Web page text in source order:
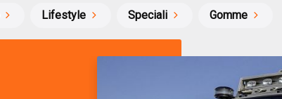
Lifestyle Speciali Gomme